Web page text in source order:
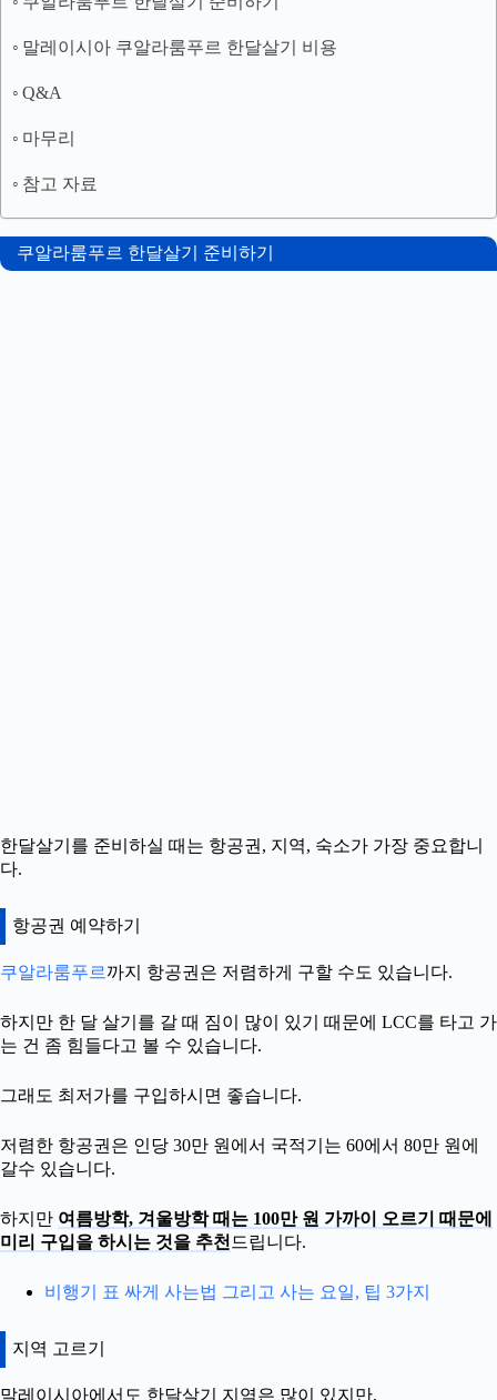
말레이시아 쿠알라룸푸르 한달살기 비용
Q&A
마무리
참고 자료
쿠알라룸푸르 한달살기 준비하기
한달살기를 준비하실 때는 항공권, 지역, 숙소가 가장 중요합니
다.
항공권 예약하기
쿠알라룸푸르까지 항공권은 저렴하게 구할 수도 있습니다.
하지만 한 달 살기를 갈 때 짐이 많이 있기 때문에 LCC를 타고 가
는 건 좀 힘들다고 볼 수 있습니다.
그래도 최저가를 구입하시면 좋습니다.
저렴한 항공권은 인당 30만 원에서 국적기는 60에서 80만 원에
갈수 있습니다.
하지만 여름방학, 겨울방학 때는 100만 원 가까이 오르기 때문에
미리 구입을 하시는 것을 추천 드립니다.
비행기 표 싸게 사는법 그리고 사는 요일, 팁 3가지
지역 고르기
말레이시아에서도 한달살기 지역은 많이 있지만,